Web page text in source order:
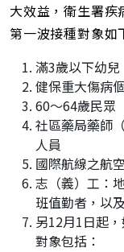
大效益，衛生署
第一波接種對象如
滿3歲以下幼兒
健保重大傷病
60～64歲民眾
社區藥局藥師
人員
國際航線之航
志（義）工：
班值勤者，以
另12月1日起
對象包括：